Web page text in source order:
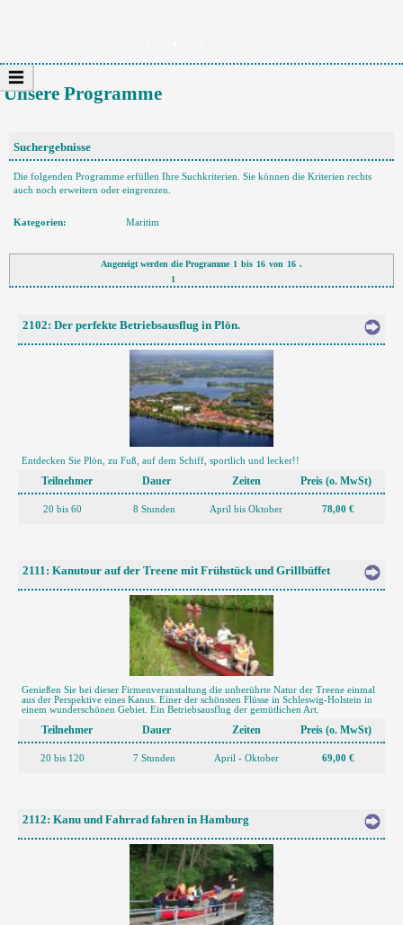
Unsere Programme
Suchergebnisse
Die folgenden Programme erfüllen Ihre Suchkriterien. Sie können die Kriterien rechts
auch noch erweitern oder eingrenzen.
Kategorien: Maritim
Angezeigt werden die Programme 1 bis 16 von 16 .
1
2102: Der perfekte Betriebsausflug in Plön.
Entdecken Sie Plön, zu Fuß, auf dem Schiff, sportlich und lecker!!
Teilnehmer Dauer Zeiten Preis (o. MwSt)
20 bis 60 8 Stunden April bis Oktober 78,00 €
2111: Kanutour auf der Treene mit Frühstück und Grillbüffet
Genießen Sie bei dieser Firmenveranstaltung die unberührte Natur der Treene einmal
aus der Perspektive eines Kanus. Einer der schönsten Flüsse in Schleswig-Holstein in
einem wunderschönen Gebiet. Ein Betriebsausflug der gemütlichen Art.
Teilnehmer Dauer Zeiten Preis (o. MwSt)
20 bis 120 7 Stunden April - Oktober 69,00 €
2112: Kanu und Fahrrad fahren in Hamburg